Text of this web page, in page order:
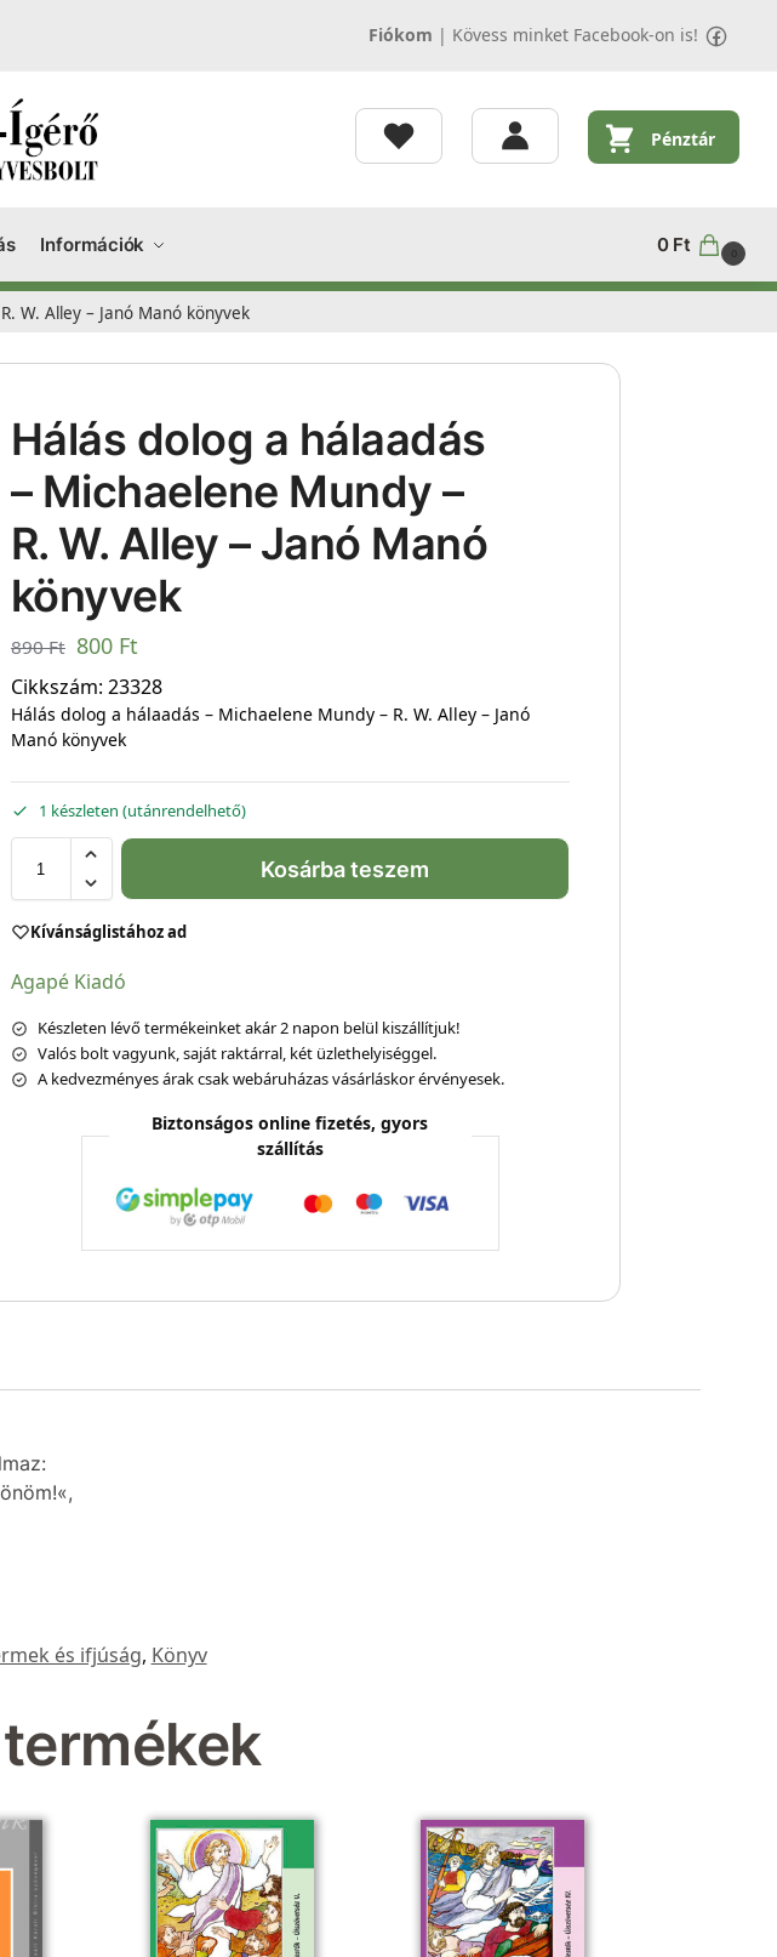
Fiókom | Kövess minket Facebook-on is!
Pénztár
Információk 0 Ft 0
W. Alley – Janó Manó könyvek
Hálás dolog a hálaadás
– Michaelene Mundy –
R. W. Alley – Janó Manó
könyvek
890Ft 800 Ft
Cikkszám: 23328
Hálás dolog a hálaadás – Michaelene Mundy – R. W. Alley – Janó
Manó könyvek
1 készleten (utánrendelhető)
Kosárba teszem
Kívánságlistához ad
Agapé Kiadó
Készleten lévő termékeinket akár 2 napon belül kiszállítjuk!
Valós bolt vagyunk, saját raktárral, két üzlethelyiséggel.
A kedvezményes árak csak webáruházas vásárláskor érvényesek.
Biztonságos online fizetés, gyors
szállítás
és ifjúság, Könyv